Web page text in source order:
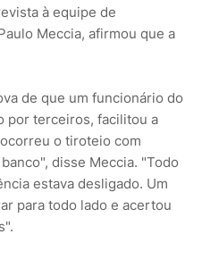
à equipe de
Meccia, afirmou que a
de que um funcionário do
por terceiros, facilitou a
o tiroteio com
disse Meccia. "Todo
estava desligado. Um
para todo lado e acertou